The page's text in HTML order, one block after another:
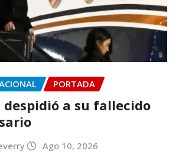
PORTADA
despidió a su fallecido
Ago 10, 2026